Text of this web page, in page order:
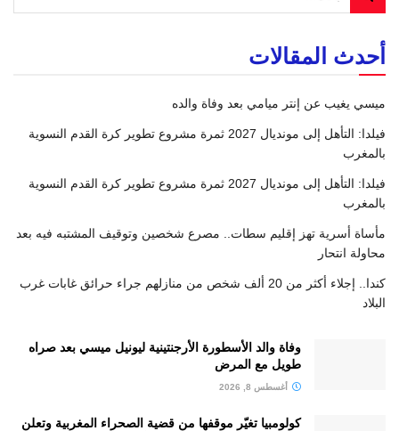
أحدث المقالات
ميسي يغيب عن إنتر ميامي بعد وفاة والده
فيلدا: التأهل إلى مونديال 2027 ثمرة مشروع تطوير كرة القدم النسوية
بالمغرب
فيلدا: التأهل إلى مونديال 2027 ثمرة مشروع تطوير كرة القدم النسوية
بالمغرب
مأساة أسرية تهز إقليم سطات.. مصرع شخصين وتوقيف المشتبه فيه بعد
محاولة انتحار
كندا.. إجلاء أكثر من 20 ألف شخص من منازلهم جراء حرائق غابات غرب
البلاد
وفاة والد الأسطورة الأرجنتينية ليونيل ميسي بعد صراه
طويل مع المرض
أغسطس 8, 2026
كولومبيا تغيّر موقفها من قضية الصحراء المغربية وتعلن